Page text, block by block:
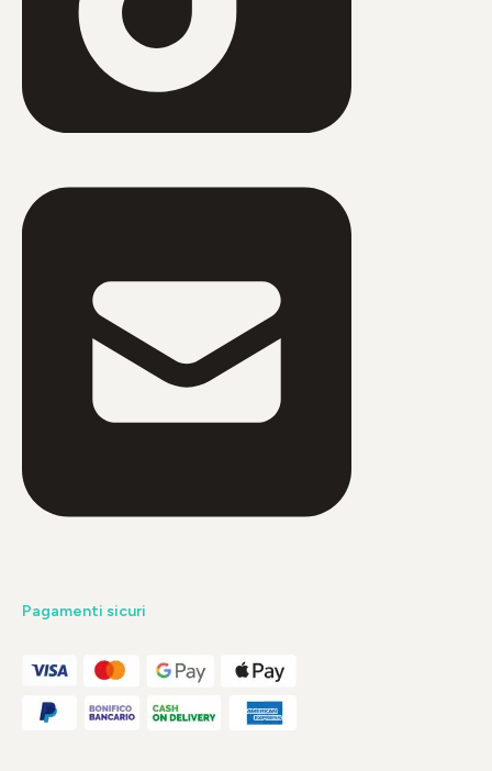
Pagamenti sicuri